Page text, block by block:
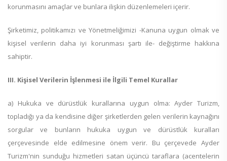
korunmasını amaçlar ve bunlara ilişkin düzenlemeleri içerir.
Şirketimiz, politikamızı ve Yönetmeliğimizi -Kanuna uygun olmak ve
kişisel verilerin daha iyi korunması şartı ile- değiştirme hakkına
sahiptir.
III. Kişisel Verilerin İşlenmesi ile İlgili Temel Kurallar
a) Hukuka ve dürüstlük kurallarına uygun olma: Ayder Turizm,
topladığı ya da kendisine diğer şirketlerden gelen verilerin kaynağını
sorgular ve bunların hukuka uygun ve dürüstlük kuralları
çerçevesinde elde edilmesine önem verir. Bu çerçevede Ayder
Turizm'nin sunduğu hizmetleri satan üçüncü taraflara (acentelerin